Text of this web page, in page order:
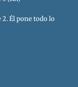
Él pone todo lo